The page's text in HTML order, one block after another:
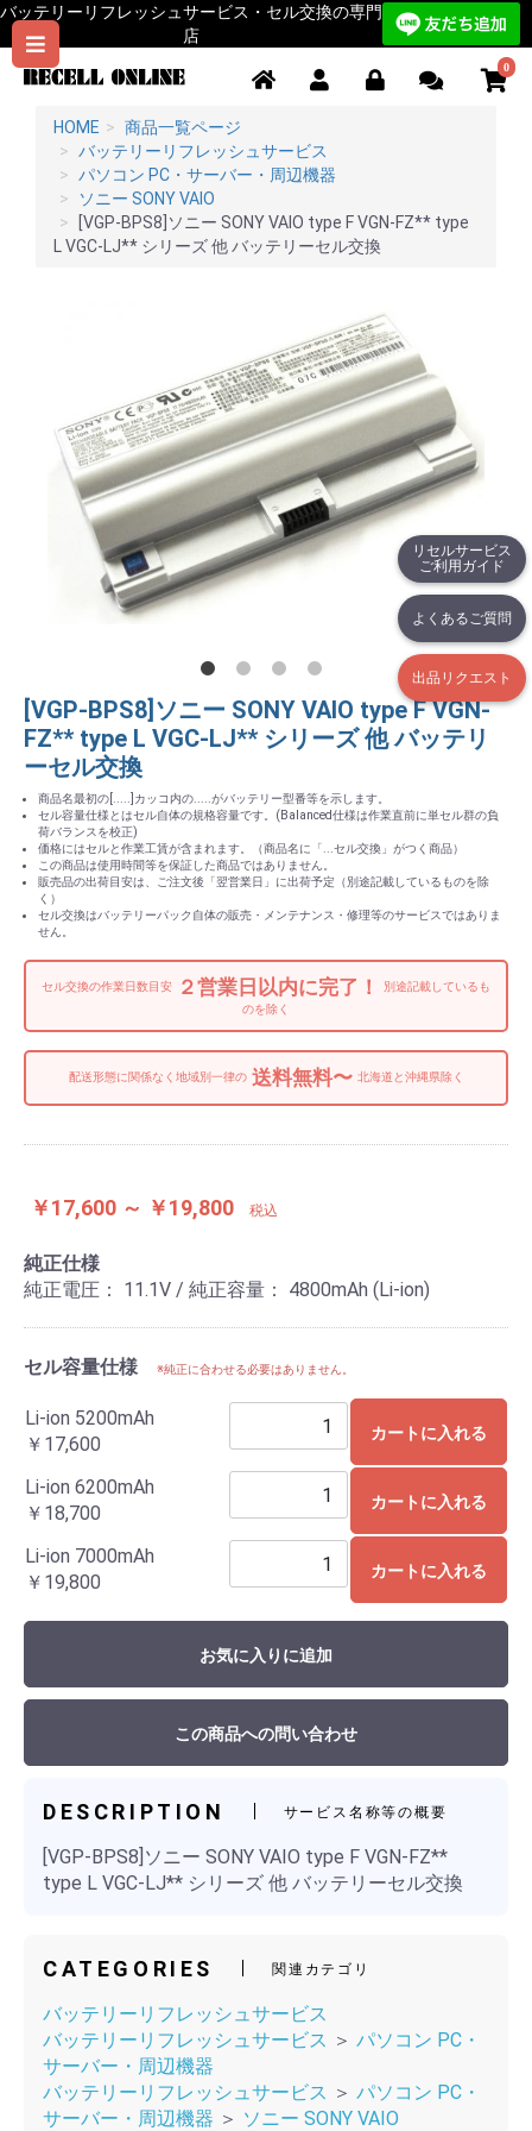
リセルサービス
ご利用ガイド
よくあるご質問
出品リクエスト
バッテリーリフレッシュサービス・セル交換の専門
店
0
HOME
商品一覧ページ
バッテリーリフレッシュサービス
パソコン PC・サーバー・周辺機器
ソニー SONY VAIO
[VGP-BPS8]ソニー SONY VAIO type F VGN-FZ** type
L VGC-LJ** シリーズ 他 バッテリーセル交換
[VGP-BPS8]ソニー SONY VAIO type F VGN-
FZ** type L VGC-LJ** シリーズ 他 バッテリ
ーセル交換
商品名最初の[.....]カッコ内の.....がバッテリー型番等を示します。
セル容量仕様とはセル自体の規格容量です。(Balanced仕様は作業直前に単セル群の負
荷バランスを校正)
価格にはセルと作業工賃が含まれます。（商品名に「...セル交換」がつく商品）
この商品は使用時間等を保証した商品ではありません。
販売品の出荷目安は、ご注文後「翌営業日」に出荷予定（別途記載しているものを除
く）
セル交換はバッテリーパック自体の販売・メンテナンス・修理等のサービスではありま
せん。
セル交換の作業日数目安 ２営業日以内に完了！
別途記載しているも
のを除く
配送形態に関係なく地域別一律の送料無料〜 北海道と沖縄県除く
￥17,600 ～ ￥19,800 税込
純正仕様
純正電圧： 11.1V / 純正容量： 4800mAh (Li-ion)
セル容量仕様 ※純正に合わせる必要はありません。
Li-ion 5200mAh
￥17,600
カートに入れる
Li-ion 6200mAh
￥18,700
カートに入れる
Li-ion 7000mAh
￥19,800
カートに入れる
お気に入りに追加
この商品への問い合わせ
DESCRIPTION サービス名称等の概要
[VGP-BPS8]ソニー SONY VAIO type F VGN-FZ**
type L VGC-LJ** シリーズ 他 バッテリーセル交換
CATEGORIES 関連カテゴリ
バッテリーリフレッシュサービス
バッテリーリフレッシュサービス ＞ パソコン PC・
サーバー・周辺機器
バッテリーリフレッシュサービス ＞ パソコン PC・
サーバー・周辺機器 ＞ ソニー SONY VAIO